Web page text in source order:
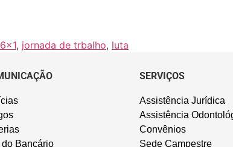
, jornada de trbalho, luta
do Bancário
SERVIÇOS
Assistência Jurídica
Assistência
Convênios
Sede Campestre